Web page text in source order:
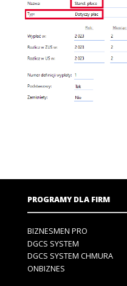
PROGRAMY DLA FIRM
BIZNESMEN PRO
DGCS SYSTEM
DGCS SYSTEM CHMURA
ONBIZNES